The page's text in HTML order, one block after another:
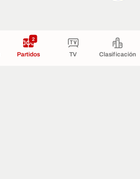
Partidos
2
TV Clasificación